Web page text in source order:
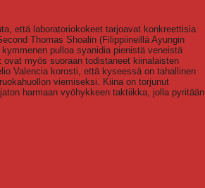
että laboratoriokokeet tarjoavat konkreettisia
Thomas Shoalin (Filippiineillä Ayungin
pulloa syanidia pienistä veneistä
myös suoraan todistaneet kiinalaisten
Valencia korosti, että kyseessä on tahallinen
viemiseksi. Kiina on torjunut
harmaan vyöhykkeen taktiikka, jolla pyritään